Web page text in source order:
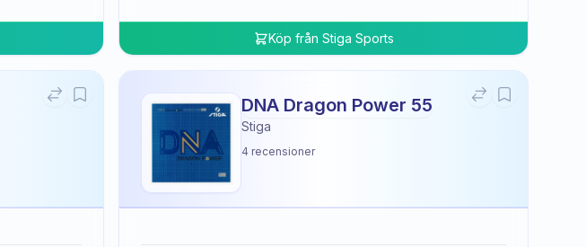
Köp från Stiga Sports
DNA Dragon Power 55
Stiga
4 recensioner